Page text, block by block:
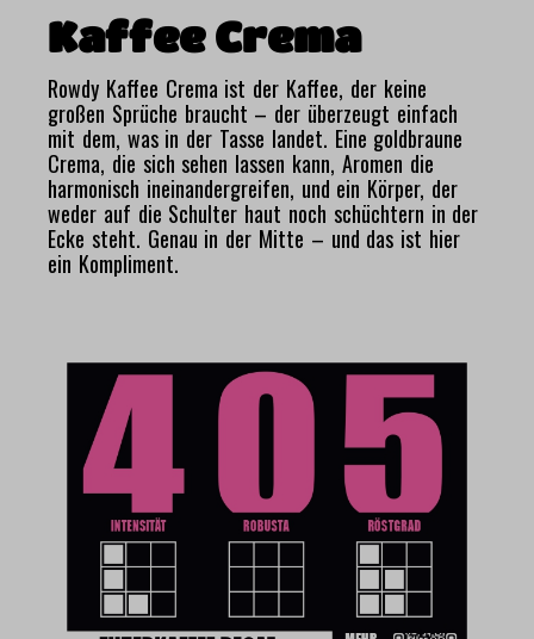
Kaffee Crema
Rowdy Kaffee Crema ist der Kaffee, der keine
großen Sprüche braucht – der überzeugt einfach
mit dem, was in der Tasse landet. Eine goldbraune
Crema, die sich sehen lassen kann, Aromen die
harmonisch ineinandergreifen, und ein Körper, der
weder auf die Schulter haut noch schüchtern in der
Ecke steht. Genau in der Mitte – und das ist hier
ein Kompliment.